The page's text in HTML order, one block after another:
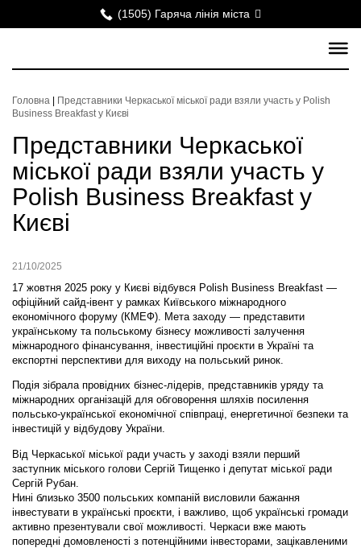
(1505) Гаряча лінія міста
Головна
Представники Черкаської міської ради взяли участь у Polish
Business Breakfast у Києві
Представники Черкаської
міської ради взяли участь у
Polish Business Breakfast у
Києві
21/10/2025
17 жовтня 2025 року у Києві відбувся Polish Business Breakfast —
офіційний сайд-івент у рамках Київського міжнародного
економічного форуму (КМЕФ). Мета заходу — представити
українському та польському бізнесу можливості залучення
міжнародного фінансування, інвестиційні проєкти в Україні та
експортні перспективи для виходу на польський ринок.
Подія зібрала провідних бізнес-лідерів, представників уряду та
міжнародних організацій для обговорення шляхів посилення
польсько-української економічної співпраці, енергетичної безпеки та
інвестицій у відбудову України.
Від Черкаської міської ради участь у заході взяли перший
заступник міського голови Сергій Тищенко і депутат міської ради
Сергій Рубан
Нині близько 3500 польських компаній висловили бажання
інвестувати в українські проєкти, і важливо, щоб українські громади
активно презентували свої можливості. Черкаси вже мають
попередні домовленості з потенційними інвесторами, зацікавленими